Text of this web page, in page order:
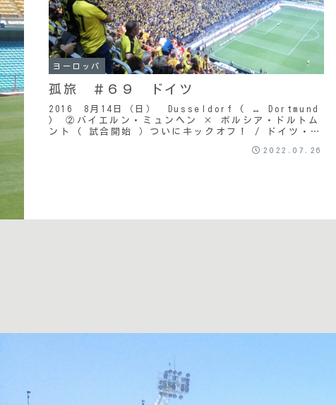
ヨーロッパ
孤旅 ＃６９ ドイツ
2016 8月14日（日） Dusseldorf ( ↔ Dortmund
) ②バイエルン・ミュンヘン × ボルシア・ドルトム
ント ( 試合開始 ）ついにキックオフ！ / ドイツ・ス
2022.07.26